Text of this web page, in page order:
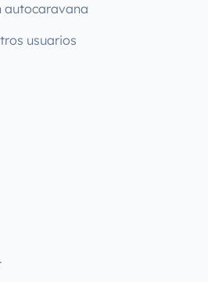
autocaravana
usuarios